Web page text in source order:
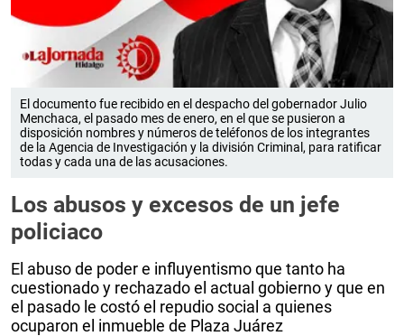
El documento fue recibido en el despacho del gobernador Julio
Menchaca, el pasado mes de enero, en el que se pusieron a
disposición nombres y números de teléfonos de los integrantes
de la Agencia de Investigación y la división Criminal, para ratificar
todas y cada una de las acusaciones.
Los abusos y excesos de un jefe
policiaco
El abuso de poder e influyentismo que tanto ha
cuestionado y rechazado el actual gobierno y que en
el pasado le costó el repudio social a quienes
ocuparon el inmueble de Plaza Juárez